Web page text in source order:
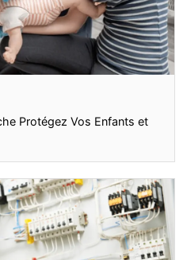
Protégez Vos Enfants et